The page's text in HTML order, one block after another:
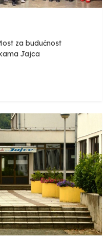
za budućnost
Jajca